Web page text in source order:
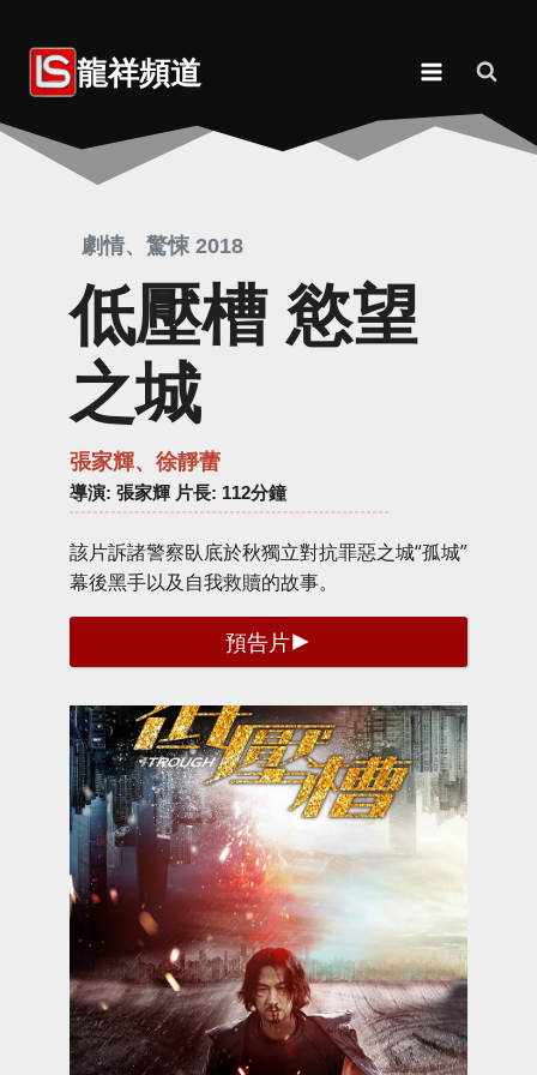
content 龍祥頻道
劇情、驚悚 2018
低壓槽 慾望
之城
張家輝、徐靜蕾
導演: 張家輝 片長: 112分鐘
該片訴諸警察臥底於秋獨立對抗罪惡之城“孤城”
幕後黑手以及自我救贖的故事。
預告片